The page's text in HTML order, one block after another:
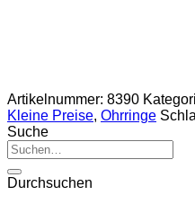
Artikelnummer: 8390
Kleine Preise, Ohrringe
Suche
Suche
nach:
Durchsuchen